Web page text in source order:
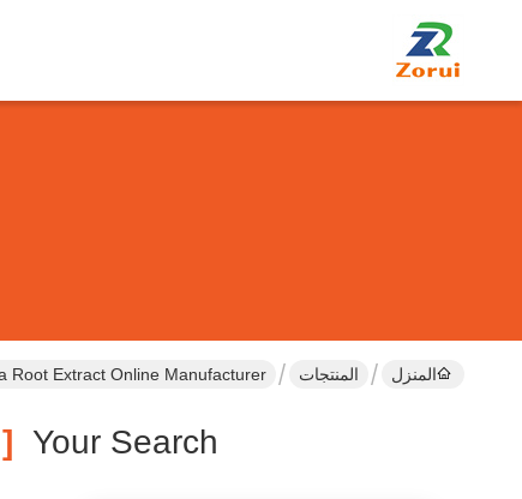
المنزل المنتجات Root Extract Online Manufacturer
Your Search
Extract ]